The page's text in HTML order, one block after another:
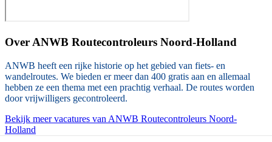
Over ANWB Routecontroleurs Noord-Holland
ANWB heeft een rijke historie op het gebied van fiets- en
wandelroutes. We bieden er meer dan 400 gratis aan en allemaal
hebben ze een thema met een prachtig verhaal. De routes worden
door vrijwilligers gecontroleerd.
Bekijk meer vacatures van ANWB Routecontroleurs Noord-
Holland